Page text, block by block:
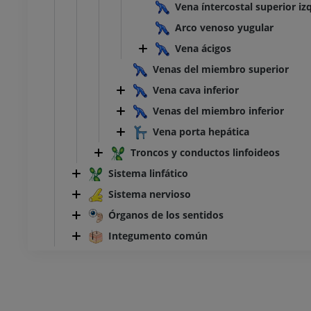
Vena íntercostal superior
Arco venoso yugular
Vena ácigos
Venas del miembro superior
Vena cava inferior
Venas del miembro inferior
Vena porta hepática
Troncos y conductos linfoideos
Sistema linfático
Sistema nervioso
Órganos de los sentidos
Integumento común